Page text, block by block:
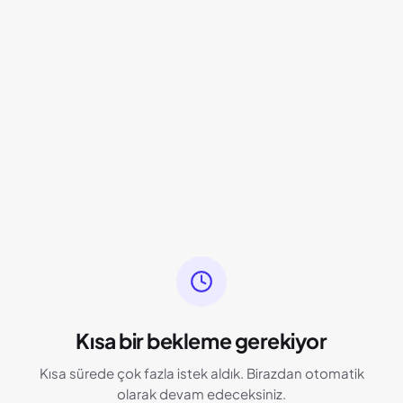
Kısa bir bekleme gerekiyor
Kısa sürede çok fazla istek aldık. Birazdan otomatik
olarak devam edeceksiniz.